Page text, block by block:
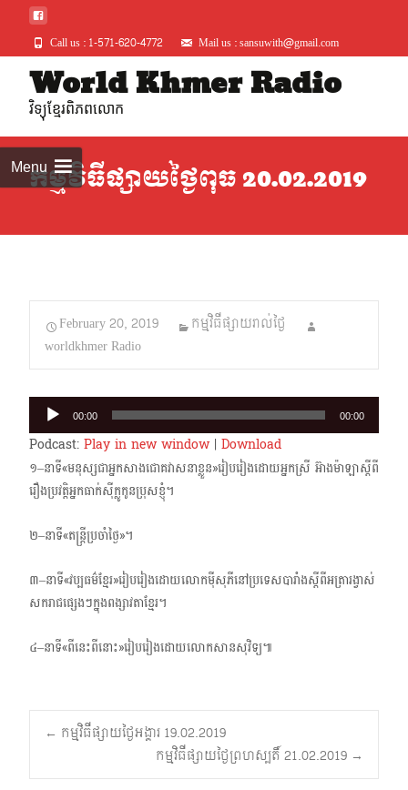
Call us : 1-571-620-4772 Mail us : sansuwith@gmail.com
World Khmer Radio
វិទ្យុខ្មែរពិភពលោក
Menuកម្មវិធីផ្សាយថ្ងៃពុធ 20.02.2019
February 20, 2019
កម្មវិធីផ្សាយរាល់ថ្ងៃ
worldkhmer Radio
Audio
Player
00:00 00:00
Podcast: Play in new window| Download
១–នាទី«មនុស្សជាអ្នកសាងជោគវាសនាខ្លួន»រៀបរៀងដោយអ្នកស្រី អ៊ាងម៉ាឡាស្តីពី
រឿងប្រវត្តិអ្នក​ធាក់ស៊ីក្លូកូនប្រុសខ្ញុំ។
២–នាទី«តន្ត្រីប្រចាំថ្ងៃ»។
៣–នាទី«វប្បធម៌ខ្មែរ»រៀបរៀងដោយលោកម៉ីសុភីនៅប្រទេសបារាំងស្តីពីអត្រារង្វាស់
សករាជផ្សេងៗ​ក្នុងពង្សាវតាខ្មែរ។
៤–នាទី«ពីនេះពីនោះ»រៀបរៀងដោយលោកសានសុវិទ្យ៕
Post
← កម្មវិធីផ្សាយថ្ងៃអង្គារ 19.02.2019
កម្មវិធីផ្សាយថ្ងៃព្រហស្បតិ៍ 21.02.2019 →